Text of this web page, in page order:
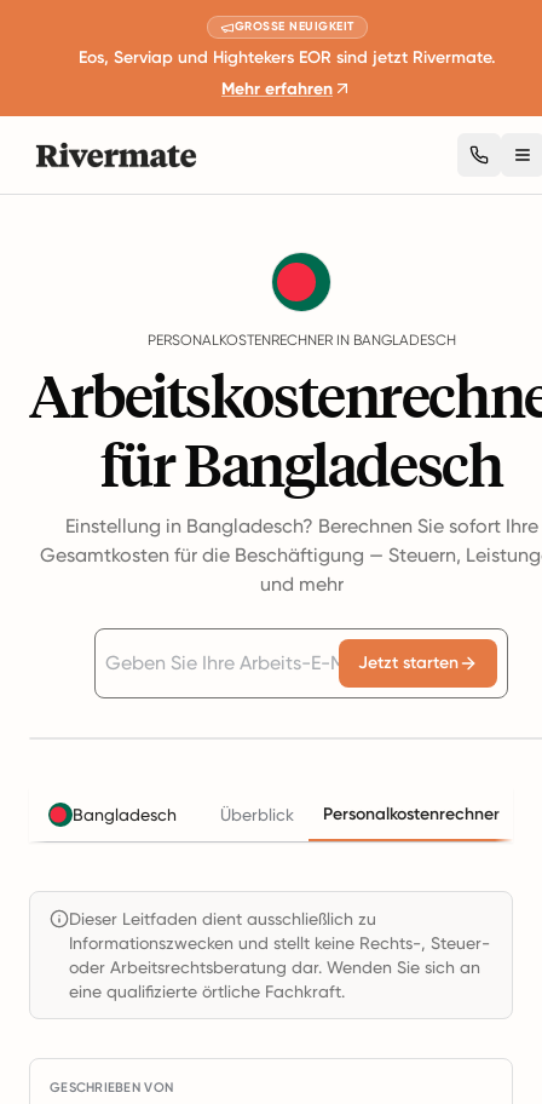
GROSSE NEUIGKEIT
Eos, Serviap und Hightekers EOR sind jetzt Rivermate.
Mehr erfahren
PERSONALKOSTENRECHNER IN BANGLADESCH
für Bangladesch
Einstellung in Bangladesch? Berechnen Sie sofort Ihre
Gesamtkosten für die Beschäftigung — Steuern,
und mehr
Jetzt starten
Bangladesch Überblick Personalkostenrechner
Dieser Leitfaden dient ausschließlich zu
Informationszwecken und stellt keine Rechts-, Steuer-
oder Arbeitsrechtsberatung dar. Wenden Sie sich an
eine qualifizierte örtliche Fachkraft.
GESCHRIEBEN VON